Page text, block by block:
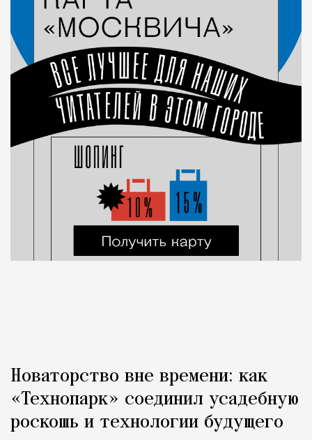
Новаторство вне времени: как
«Технопарк» соединил усадебную
роскошь и технологии будущего